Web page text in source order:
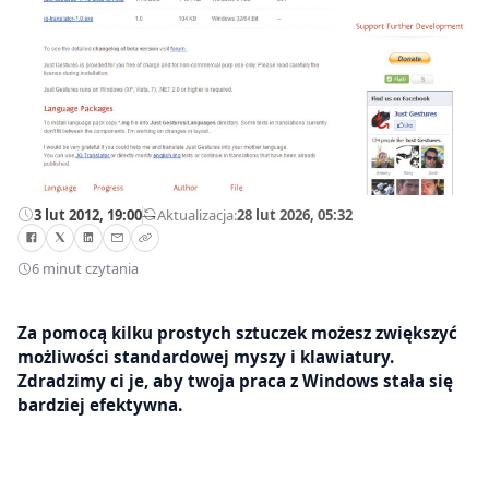
3 lut 2012, 19:00—Aktualizacja:28 lut 2026, 05:32
6 minut czytania
Za pomocą kilku prostych sztuczek możesz zwiększyć
możliwości standardowej myszy i klawiatury.
Zdradzimy ci je, aby twoja praca z Windows stała się
bardziej efektywna.